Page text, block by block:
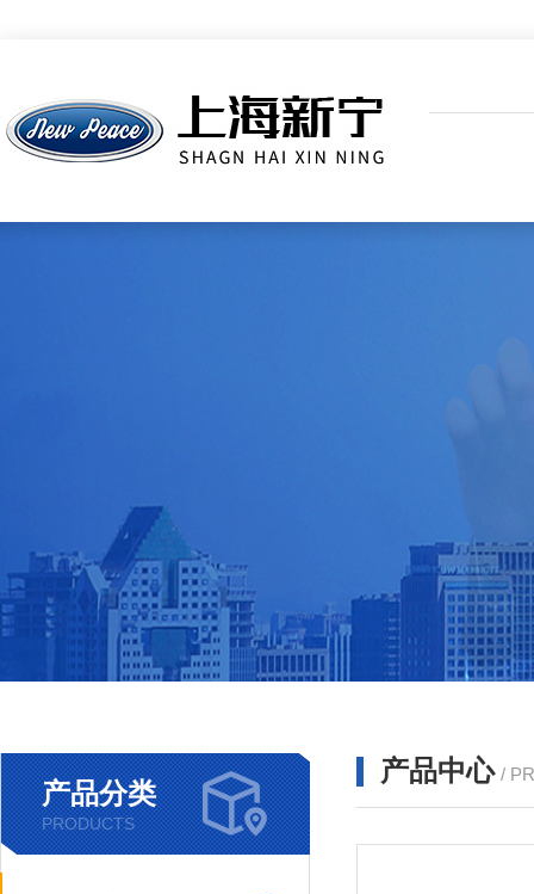
产品分类
PRODUCTS
产品中心 /